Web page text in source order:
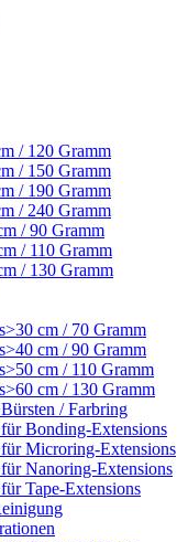
/ 120 Gramm
/ 150 Gramm
/ 190 Gramm
/ 240 Gramm
/ 90 Gramm
/ 110 Gramm
/ 130 Gramm
cm / 70 Gramm
cm / 90 Gramm
cm / 110 Gramm
cm / 130 Gramm
/ Farbring
Bonding-Extensions
Microring-Extensions
Nanoring-Extensions
Tape-Extensions